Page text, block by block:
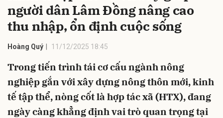
người dân Lâm Đồng nâng cao
thu nhập, ổn định cuộc sống
Hoàng Quý 11/12/2025 18:45
Trong tiến trình tái cơ cấu ngành nông
nghiệp gắn với xây dựng nông thôn mới, kinh
tế tập thể, nòng cốt là hợp tác xã (HTX), đang
ngày càng khẳng định vai trò quan trọng tại